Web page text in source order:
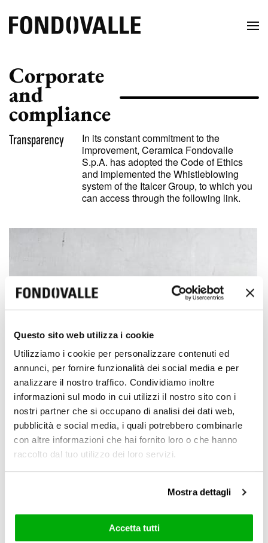
Questo sito web utilizza i cookie
Utilizziamo i cookie per personalizzare contenuti ed
annunci, per fornire funzionalità dei social media e per
analizzare il nostro traffico. Condividiamo inoltre
informazioni sul modo in cui utilizzi il nostro sito con i
nostri partner che si occupano di analisi dei dati web,
pubblicità e social media, i quali potrebbero combinarle
con altre informazioni che hai fornito loro o che hanno
raccolto dal tuo utilizzo dei loro servizi.
Mostra dettagli
Accetta tutti
Corporate
and
compliance
Transparency
In its constant commitment to the
improvement, Ceramica Fondovalle
S.p.A. has adopted the Code of Ethics
and implemented the Whistleblowing
system of the Italcer Group, to which you
can access through the following link.